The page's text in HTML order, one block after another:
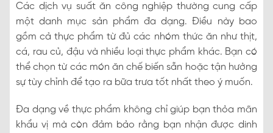
Các dịch vụ suất ăn công nghiệp thường cung cấp
một danh mục sản phẩm đa dạng. Điều này bao
gồm cả thực phẩm từ đủ các nhóm thức ăn như thịt,
cá, rau củ, đậu và nhiều loại thực phẩm khác. Bạn có
thể chọn từ các món ăn chế biến sẵn hoặc tận hưởng
sự tùy chỉnh để tạo ra bữa trưa tốt nhất theo ý muốn.
Đa dạng về thực phẩm không chỉ giúp bạn thỏa mãn
khẩu vị mà còn đảm bảo rằng bạn nhận được dinh